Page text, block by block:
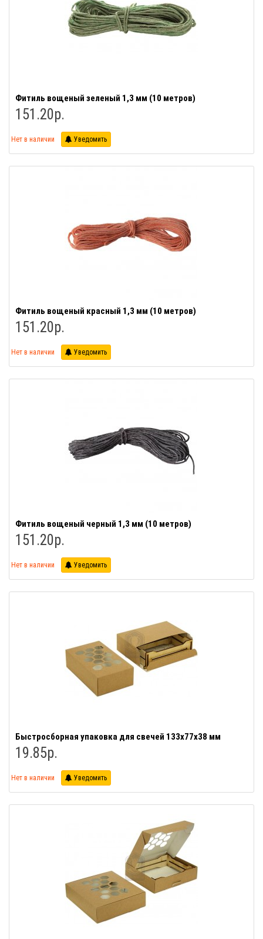
Фитиль вощеный зеленый 1,3 мм (10 метров)
151.20р.
Нет в наличии Уведомить
Фитиль вощеный красный 1,3 мм (10 метров)
151.20р.
Нет в наличии Уведомить
Фитиль вощеный черный 1,3 мм (10 метров)
151.20р.
Нет в наличии Уведомить
Быстросборная упаковка для свечей 133х77х38 мм
19.85р.
Нет в наличии Уведомить